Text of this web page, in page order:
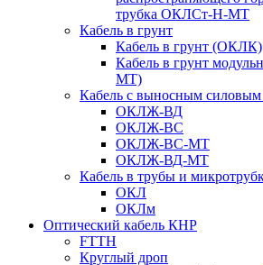
трубка ОКЛСт-Н-МТ
Кабель в грунт
Кабель в грунт (ОКЛК)
Кабель в грунт
МТ)
Кабель с выносным силовым
ОКЛЖ-ВД
ОКЛЖ-ВС
ОКЛЖ-ВС-МТ
ОКЛЖ-ВД-МТ
Кабель в трубы и
ОКЛ
ОКЛм
Оптический кабель КНР
FTTH
Круглый дроп